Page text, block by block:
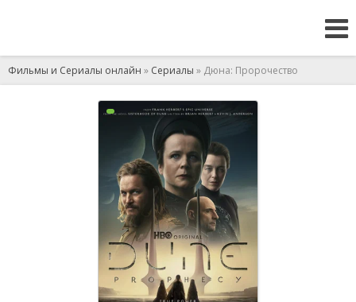
Фильмы и Сериалы онлайн » Сериалы » Дюна: Пророчество